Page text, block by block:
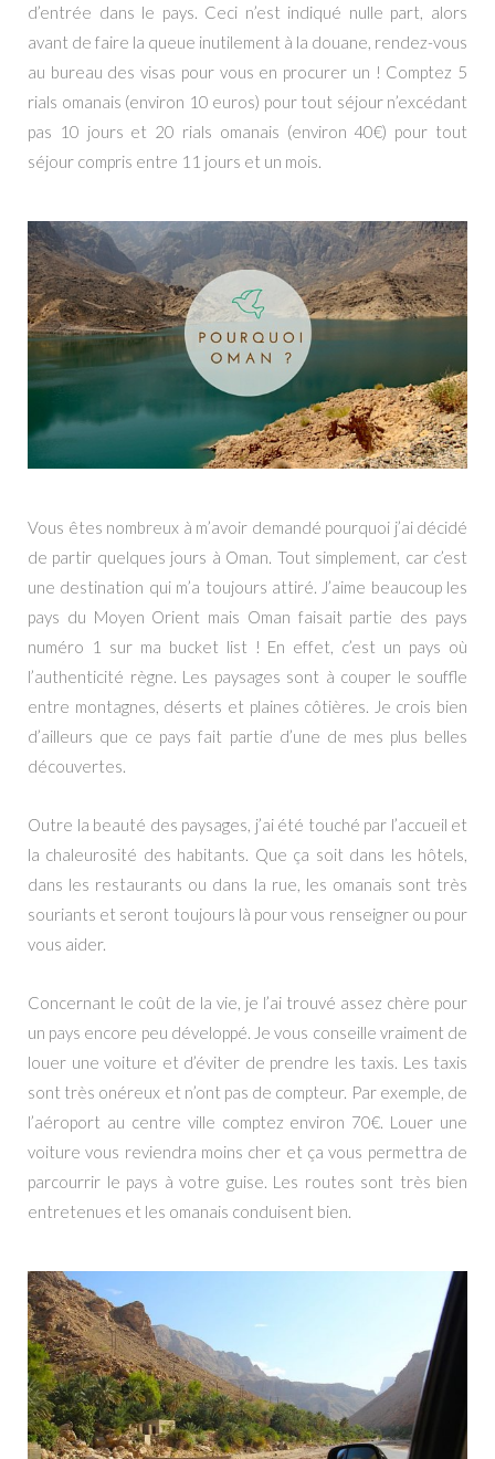
d’entrée dans le pays. Ceci n’est indiqué nulle part, alors
avant de faire la queue inutilement à la douane, rendez-vous
au bureau des visas pour vous en procurer un ! Comptez 5
rials omanais (environ 10 euros) pour tout séjour n’excédant
pas 10 jours et 20 rials omanais (environ 40€) pour tout
séjour compris entre 11 jours et un mois.
Vous êtes nombreux à m’avoir demandé pourquoi j’ai décidé
de partir quelques jours à Oman. Tout simplement, car c’est
une destination qui m’a toujours attiré. J’aime beaucoup les
pays du Moyen Orient mais Oman faisait partie des pays
numéro 1 sur ma bucket list ! En effet, c’est un pays où
l’authenticité règne. Les paysages sont à couper le souffle
entre montagnes, déserts et plaines côtières. Je crois bien
d’ailleurs que ce pays fait partie d’une de mes plus belles
découvertes.
Outre la beauté des paysages, j’ai été touché par l’accueil et
la chaleurosité des habitants. Que ça soit dans les hôtels,
dans les restaurants ou dans la rue, les omanais sont très
souriants et seront toujours là pour vous renseigner ou pour
vous aider.
Concernant le coût de la vie, je l’ai trouvé assez chère pour
un pays encore peu développé. Je vous conseille vraiment de
louer une voiture et d’éviter de prendre les taxis. Les taxis
sont très onéreux et n’ont pas de compteur. Par exemple, de
l’aéroport au centre ville comptez environ 70€. Louer une
voiture vous reviendra moins cher et ça vous permettra de
parcourrir le pays à votre guise. Les routes sont très bien
entretenues et les omanais conduisent bien.